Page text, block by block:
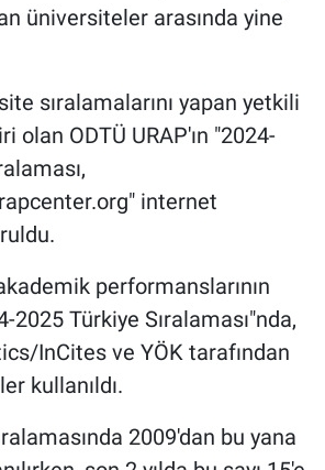
üniversiteler arasında yine
sıralamalarını yapan yetkili
olan ODTÜ URAP'ın "2024-
internet
performanslarının
2025 Türkiye Sıralaması"nda,
InCites ve YÖK tarafından
kullanıldı.
2009'dan bu yana